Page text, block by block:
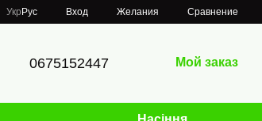
Укр Рус Вход Желания Сравнение
0675152447 Мой заказ